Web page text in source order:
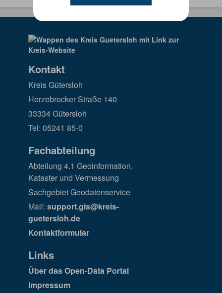
Kontakt
Kreis Gütersloh
Herzebrocker Straße 140
33334 Gütersloh
Tel: 05241 85-0
Fachabteilung
Abteilung 4.1 Geoinformation,
Kataster und Vermessung
Sachgebiet Geodatenservice
Mail: support.gis@kreis-
guetersloh.de
Kontaktformular
Links
Über das Open-Data Portal
Impressum